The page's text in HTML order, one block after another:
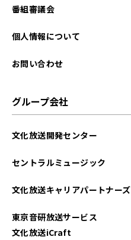
番組審議会
個人情報について
お問い合わせ
グループ会社
文化放送開発センター
セントラルミュージック
文化放送キャリアパートナーズ
東京音研放送サービス
文化放送iCraft